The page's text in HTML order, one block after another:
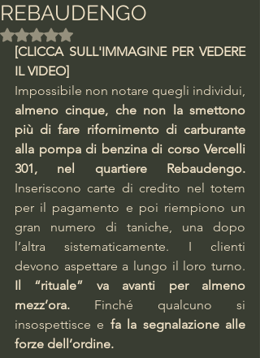
REBAUDENGO
Valutazione NaN stelle su 5.
[CLICCA SULL'IMMAGINE PER VEDERE
IL VIDEO]
almeno cinque, che non la smettono
più di fare rifornimento di carburante
alla pompa di benzina di corso Vercelli
301, nel quartiere Rebaudengo.
Inseriscono carte di credito nel totem
per il pagamento e poi riempiono un
gran numero di taniche, una dopo
l’altra sistematicamente. I clienti
Il “rituale” va avanti per almeno
mezz’ora. Finché qualcuno si
insospettisce e fa la segnalazione alle
forze dell’ordine.